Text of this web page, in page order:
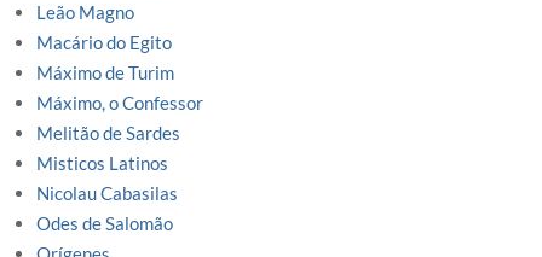
Leão Magno
Macário do Egito
Máximo de Turim
Máximo, o Confessor
Melitão de Sardes
Misticos Latinos
Nicolau Cabasilas
Odes de Salomão